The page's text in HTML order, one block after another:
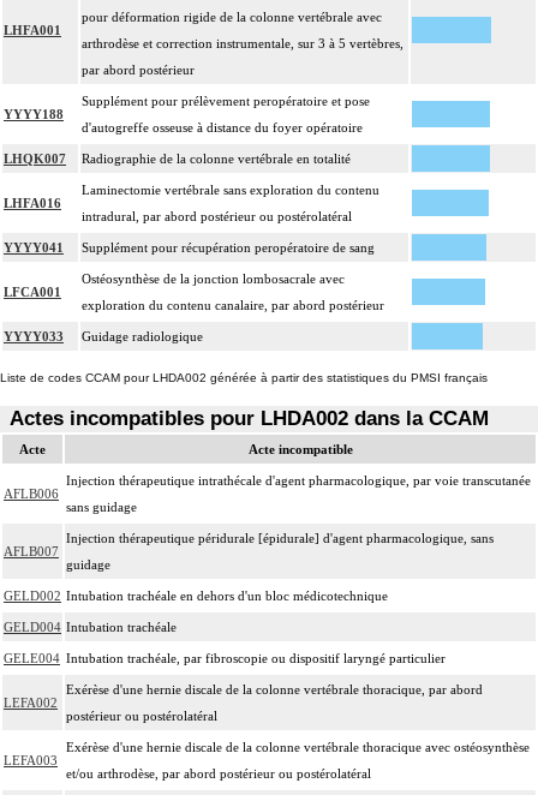
LHFA001
pour déformation rigide de la colonne vertébrale avec
arthrodèse et correction instrumentale, sur 3 à 5 vertèbres,
par abord postérieur
YYYY188
Supplément pour prélèvement peropératoire et pose
d'autogreffe osseuse à distance du foyer opératoire
LHQK007 Radiographie de la colonne vertébrale en totalité
LHFA016
Laminectomie vertébrale sans exploration du contenu
intradural, par abord postérieur ou postérolatéral
YYYY041 Supplément pour récupération peropératoire de sang
LFCA001
Ostéosynthèse de la jonction lombosacrale avec
exploration du contenu canalaire, par abord postérieur
YYYY033 Guidage radiologique
Liste de codes CCAM pour LHDA002 générée à partir des statistiques du PMSI français
Actes incompatibles pour LHDA002 dans la CCAM
Acte Acte incompatible
AFLB006
Injection thérapeutique intrathécale d'agent pharmacologique, par voie transcutanée
sans guidage
AFLB007
Injection thérapeutique péridurale [épidurale] d'agent pharmacologique, sans
guidage
GELD002 Intubation trachéale en dehors d'un bloc médicotechnique
GELD004 Intubation trachéale
GELE004 Intubation trachéale, par fibroscopie ou dispositif laryngé particulier
LEFA002
Exérèse d'une hernie discale de la colonne vertébrale thoracique, par abord
postérieur ou postérolatéral
LEFA003
Exérèse d'une hernie discale de la colonne vertébrale thoracique avec ostéosynthèse
et/ou arthrodèse, par abord postérieur ou postérolatéral